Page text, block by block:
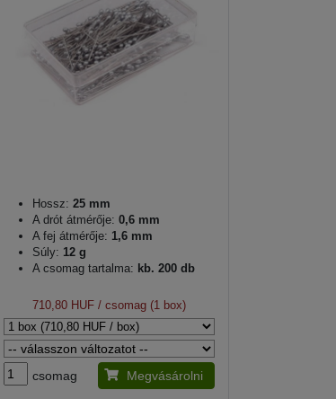
Hossz: 25 mm
A drót átmérője: 0,6 mm
A fej átmérője: 1,6 mm
Súly: 12 g
A csomag tartalma: kb. 200 db
710,80 HUF/ csomag (1 box)
csomag Megvásárolni